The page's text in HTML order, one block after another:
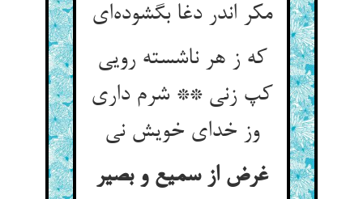
مکر اندر دغا بگشوده‌ای
که ز هر ناشسته رویی
کپ زنی ** شرم داری
وز خدای خویش نی
غرض از سمیع و بصیر